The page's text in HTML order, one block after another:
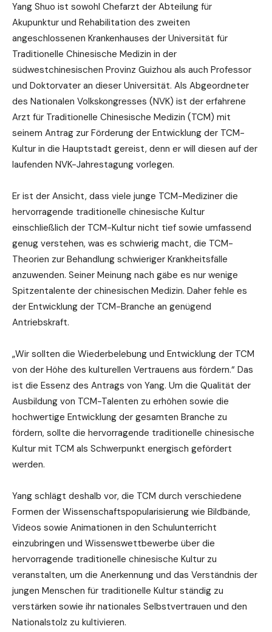
Yang Shuo ist sowohl Chefarzt der Abteilung für
Akupunktur und Rehabilitation des zweiten
angeschlossenen Krankenhauses der Universität für
Traditionelle Chinesische Medizin in der
südwestchinesischen Provinz Guizhou als auch Professor
und Doktorvater an dieser Universität. Als Abgeordneter
des Nationalen Volkskongresses (NVK) ist der erfahrene
Arzt für Traditionelle Chinesische Medizin (TCM) mit
seinem Antrag zur Förderung der Entwicklung der TCM-
Kultur in die Hauptstadt gereist, denn er will diesen auf der
laufenden NVK-Jahrestagung vorlegen.
Er ist der Ansicht, dass viele junge TCM-Mediziner die
hervorragende traditionelle chinesische Kultur
einschließlich der TCM-Kultur nicht tief sowie umfassend
genug verstehen, was es schwierig macht, die TCM-
Theorien zur Behandlung schwieriger Krankheitsfälle
anzuwenden. Seiner Meinung nach gäbe es nur wenige
Spitzentalente der chinesischen Medizin. Daher fehle es
der Entwicklung der TCM-Branche an genügend
Antriebskraft.
„Wir sollten die Wiederbelebung und Entwicklung der TCM
von der Höhe des kulturellen Vertrauens aus fördern.“ Das
ist die Essenz des Antrags von Yang. Um die Qualität der
Ausbildung von TCM-Talenten zu erhöhen sowie die
hochwertige Entwicklung der gesamten Branche zu
fördern, sollte die hervorragende traditionelle chinesische
Kultur mit TCM als Schwerpunkt energisch gefördert
werden.
Yang schlägt deshalb vor, die TCM durch verschiedene
Formen der Wissenschaftspopularisierung wie Bildbände,
Videos sowie Animationen in den Schulunterricht
einzubringen und Wissenswettbewerbe über die
hervorragende traditionelle chinesische Kultur zu
veranstalten, um die Anerkennung und das Verständnis der
jungen Menschen für traditionelle Kultur ständig zu
verstärken sowie ihr nationales Selbstvertrauen und den
Nationalstolz zu kultivieren.